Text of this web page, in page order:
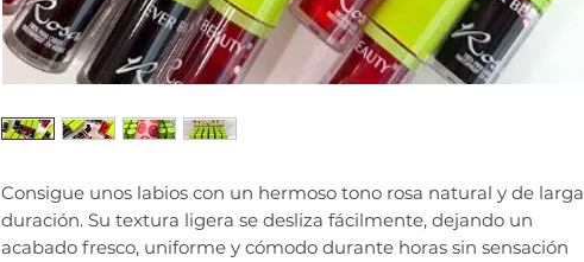
Consigue unos labios con un hermoso tono rosa natural y de larga
duración. Su textura ligera se desliza fácilmente, dejando un
acabado fresco, uniforme y cómodo durante horas sin sensación